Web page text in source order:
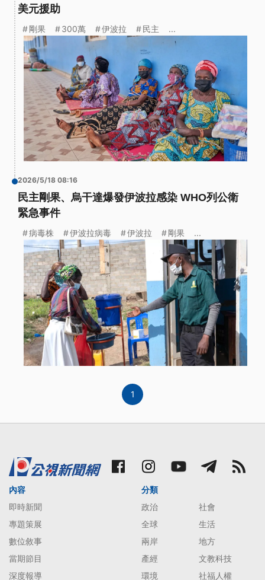
美元援助
剛果 300萬 伊波拉 民主 ...
2026/5/18 08:16
民主剛果、烏干達爆發伊波拉感染 WHO列公衛
緊急事件
病毒株 伊波拉病毒 伊波拉 剛果 ...
1
內容
即時新聞
專題策展
數位敘事
當期節目
深度報導
分類
政治
社會
全球
生活
兩岸
地方
產經
文教科技
環境
社福人權